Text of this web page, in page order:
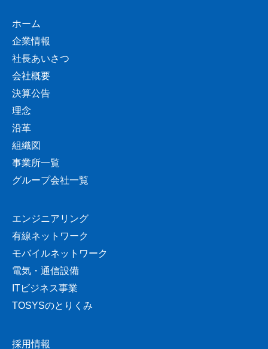
ホーム
企業情報
社長あいさつ
会社概要
決算公告
理念
沿革
組織図
事業所一覧
グループ会社一覧
エンジニアリング
有線ネットワーク
モバイルネットワーク
電気・通信設備
ITビジネス事業
TOSYSのとりくみ
採用情報